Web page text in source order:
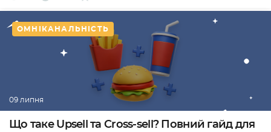
ОМНІКАНАЛЬНІСТЬ
09 липня
Що таке Upsell та Cross-sell? Повний гайд для